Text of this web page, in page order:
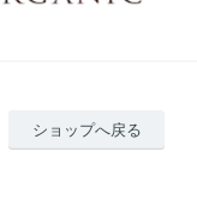
ショップへ戻る